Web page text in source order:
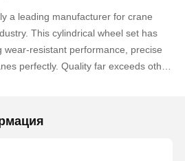
a leading manufacturer for crane
This cylindrical wheel set has
wear-resistant performance, precise
perfectly. Quality far exceeds other